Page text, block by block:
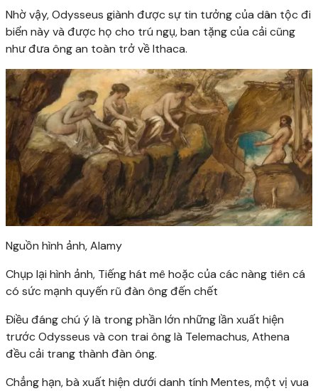
Nhờ vậy, Odysseus giành được sự tin tưởng của dân tộc đi
biển này và được họ cho trú ngụ, ban tặng của cải cũng
như đưa ông an toàn trở về Ithaca.
Nguồn hình ảnh,Alamy
Chụp lại hình ảnh, Tiếng hát mê hoặc của các nàng tiên cá
có sức mạnh quyến rũ đàn ông đến chết
Điều đáng chú ý là trong phần lớn những lần xuất hiện
trước Odysseus và con trai ông là Telemachus, Athena
đều cải trang thành đàn ông.
Chẳng hạn, bà xuất hiện dưới danh tính Mentes, một vị vua